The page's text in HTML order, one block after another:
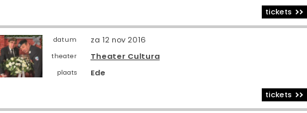
tickets
datum za 12 nov 2016
theater Theater Cultura
plaats
Ede
tickets